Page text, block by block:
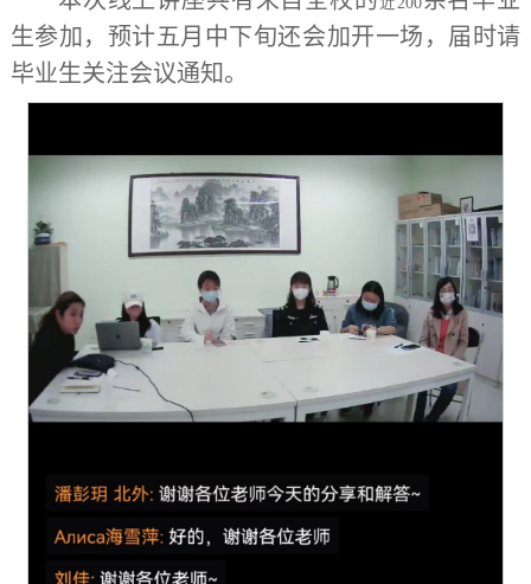
生参加，预计五月中下旬还会加开一场，届时请
毕业生关注会议通知。